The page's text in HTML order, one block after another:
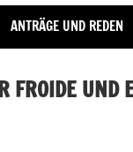
ANTRÄGE UND REDEN
FROIDE UND